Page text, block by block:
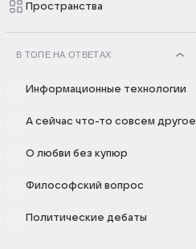
Пространства
В ТОПЕ НА ОТВЕТАХ
Информационные технологии
А сейчас что-то совсем другое
О любви без купюр
Философский вопрос
Политические дебаты